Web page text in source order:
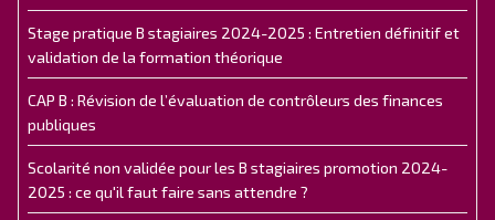
Stage pratique B stagiaires 2024-2025 : Entretien définitif et
validation de la formation théorique
CAP B : Révision de l’évaluation de contrôleurs des finances
publiques
Scolarité non validée pour les B stagiaires promotion 2024-
2025 : ce qu'il faut faire sans attendre ?